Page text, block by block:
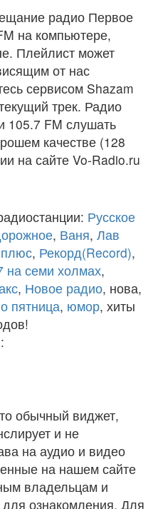
радио Первое
на компьютере,
Плейлист может
от нас
сервисом Shazam
трек. Радио
105.7 FM слушать
качестве (128
на сайте Vo-Radio.ru
Русское
, Ваня, Лав
, Рекорд(Record),
на семи холмах,
, Новое радио, нова,
пятница, юмор, хиты
обычный виджет,
и не
на аудио и видео
на нашем сайте
владельцам и
ознакомления. Для